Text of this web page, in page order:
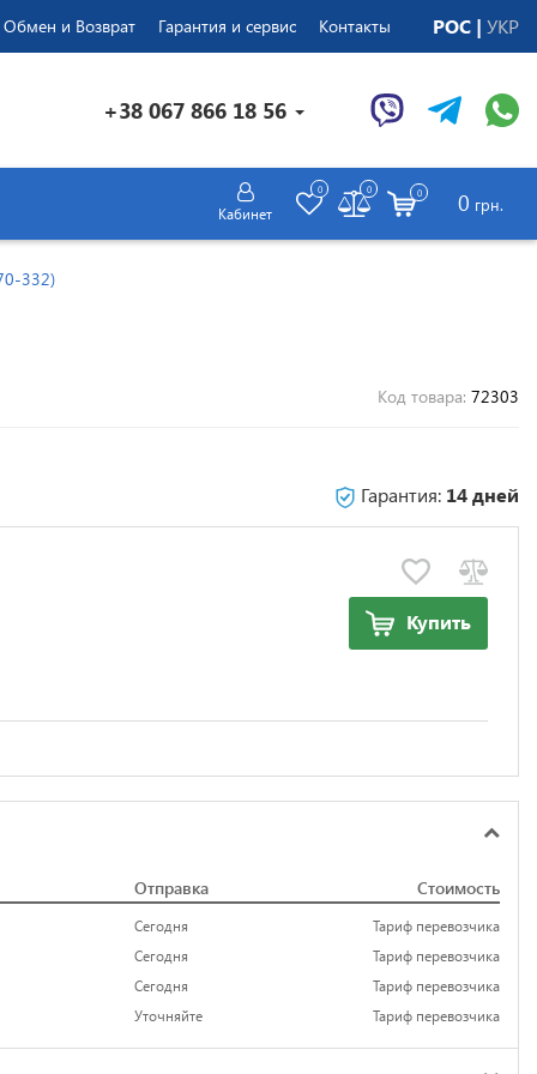
Обмен и Возврат Гарантия и сервис Контакты РОС УКР
+38 067 866 18 56
Кабинет
0 0 0 0 грн.
332)
Код товара: 72303
Гарантия: 14 дней
Купить
Отправка Стоимость
Сегодня
Тариф перевозчика
Сегодня
Тариф перевозчика
Сегодня
Тариф перевозчика
Уточняйте Тариф перевозчика